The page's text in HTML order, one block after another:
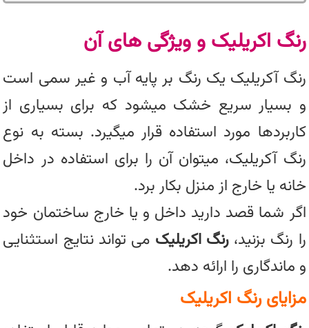
رنگ اکریلیک و ویژگی های آن
رنگ آکریلیک یک رنگ بر پایه آب و غیر سمی است
و بسیار سریع خشک میشود که برای بسیاری از
کاربردها مورد استفاده قرار میگیرد. بسته به نوع
رنگ آکریلیک، میتوان آن را برای استفاده در داخل
خانه یا خارج از منزل بکار برد.
اگر شما قصد دارید داخل و یا خارج ساختمان خود
را رنگ بزنید،رنگ اکریلیک می تواند نتایج استثنایی
و ماندگاری را ارائه دهد.
مزایای رنگ اکریلیک